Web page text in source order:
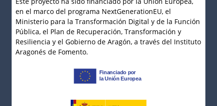
en el marco del programa NextGenerationEU, el
Ministerio para la Transformación Digital y de la Función
Pública, el Plan de Recuperación, Transformación y
Resiliencia y el Gobierno de Aragón, a través del Instituto
Aragonés de Fomento.